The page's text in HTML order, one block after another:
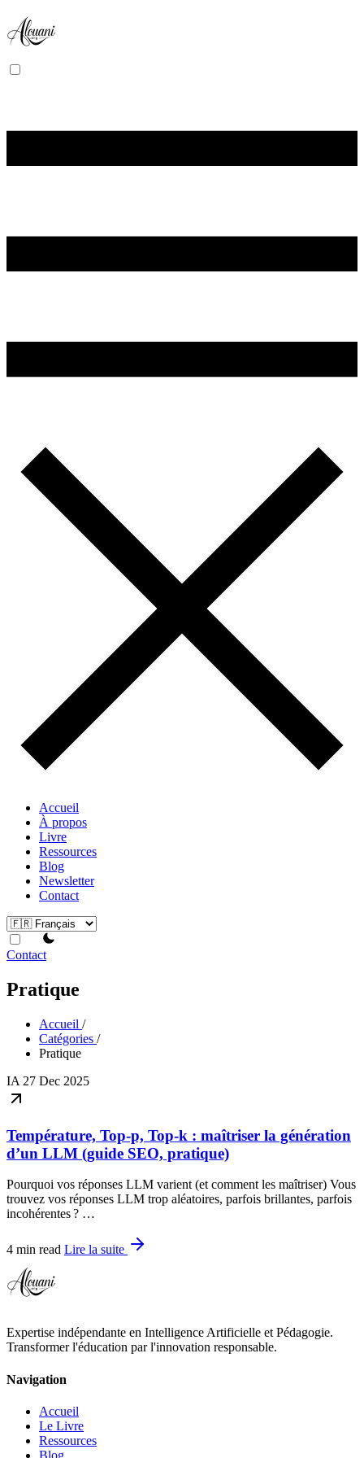
Accueil
À propos
Livre
Ressources
Blog
Newsletter
Contact
theme switcher
Contact
Pratique
Accueil /
Catégories /
Pratique
IA 27 Dec 2025
Température, Top-p, Top-k : maîtriser la génération
d’un LLM (guide SEO, pratique)
Pourquoi vos réponses LLM varient (et comment les maîtriser) Vous
trouvez vos réponses LLM trop aléatoires, parfois brillantes, parfois
incohérentes ? …
4 min read Lire la suite
Expertise indépendante en Intelligence Artificielle et Pédagogie.
Transformer l'éducation par l'innovation responsable.
Navigation
Accueil
Le Livre
Ressources
Blog